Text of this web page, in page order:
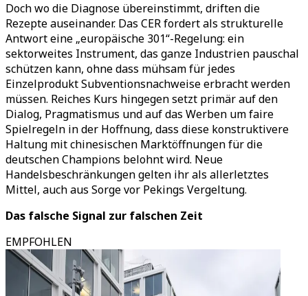
Doch wo die Diagnose übereinstimmt, driften die
Rezepte auseinander. Das CER fordert als strukturelle
Antwort eine „europäische 301“-Regelung: ein
sektorweites Instrument, das ganze Industrien pauschal
schützen kann, ohne dass mühsam für jedes
Einzelprodukt Subventionsnachweise erbracht werden
müssen. Reiches Kurs hingegen setzt primär auf den
Dialog, Pragmatismus und auf das Werben um faire
Spielregeln in der Hoffnung, dass diese konstruktivere
Haltung mit chinesischen Marktöffnungen für die
deutschen Champions belohnt wird. Neue
Handelsbeschränkungen gelten ihr als allerletztes
Mittel, auch aus Sorge vor Pekings Vergeltung.
Das falsche Signal zur falschen Zeit
EMPFOHLEN